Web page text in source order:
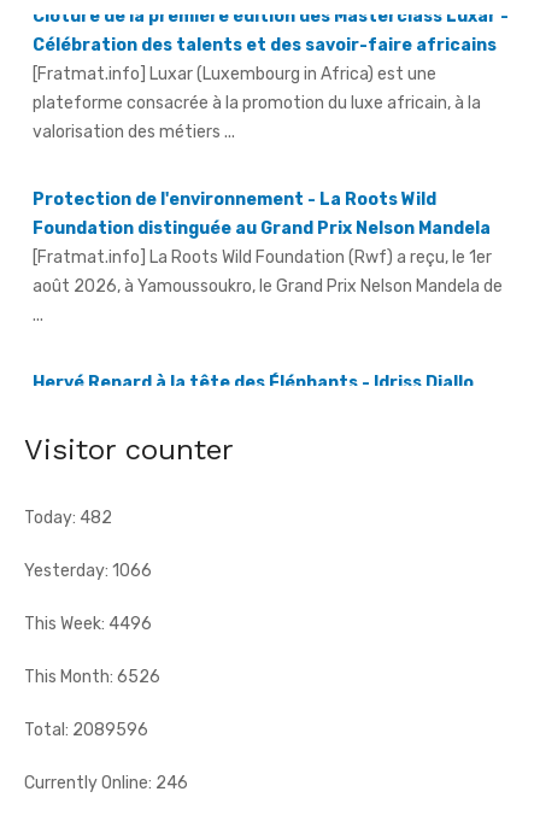
[Fratmat.info] Luxar (Luxembourg in Africa) est une
plateforme consacrée à la promotion du luxe africain, à la
valorisation des métiers ...
Protection de l'environnement - La Roots Wild
[Fratmat.info] La Roots Wild Foundation (Rwf) a reçu, le 1er
août 2026, à Yamoussoukro, le Grand Prix Nelson Mandela de
...
Hervé Renard à la tête des Éléphants - Idriss Diallo
[Fratmat.info] L'expérience, la connaissance du football
justifient, selon la Fif, son choix ...
Visitor counter
Today: 482
Yesterday: 1066
This Week: 4496
This Month: 6526
Total: 2089596
Currently Online: 246